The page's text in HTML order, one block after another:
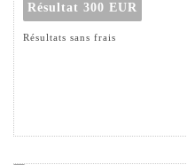
Résultat 300 EUR
Résultats sans frais